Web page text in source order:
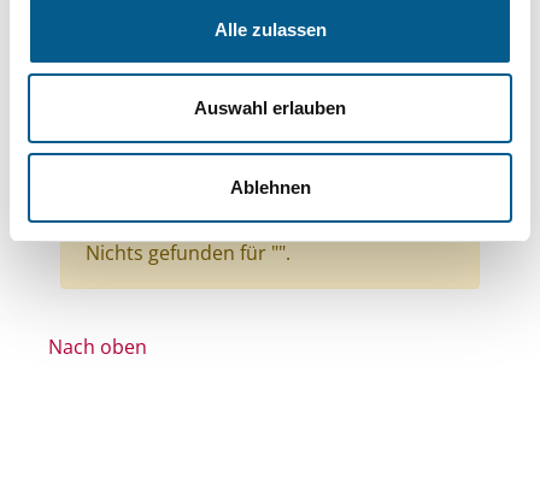
Alle zulassen
Auswahl erlauben
Ablehnen
Themen: Gesundheitswesen
Themen: Integration
Themen: Kirchliche Zwecke
Stiftungstyp: Lokal tätige Stiftung
Alle Filter entfernen
Nichts gefunden für "".
Nach oben